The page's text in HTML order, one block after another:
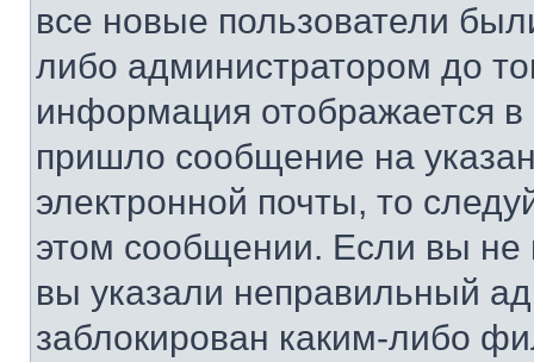
все новые пользователи
либо администратором до
информация отображается
пришло сообщение на
электронной почты, то
этом сообщении. Если вы
вы указали неправильный
заблокирован каким-либо